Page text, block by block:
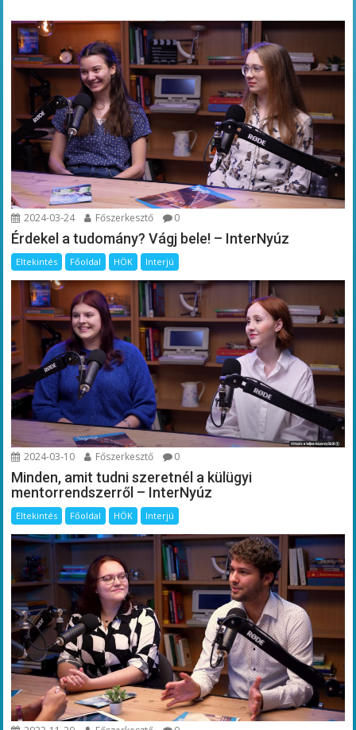
2024-03-24 Főszerkesztő 0
Érdekel a tudomány? Vágj bele! – InterNyúz
Eltekintés Főoldal HÖK Interjú
2024-03-10 Főszerkesztő 0
Minden, amit tudni szeretnél a külügyi
mentorrendszerről – InterNyúz
Eltekintés Főoldal HÖK Interjú